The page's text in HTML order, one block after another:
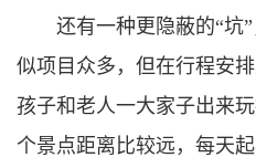
还有一种更隐蔽的“坑
似项目众多，但在行程安
孩子和老人一大家子出来
个景点距离比较远，每天